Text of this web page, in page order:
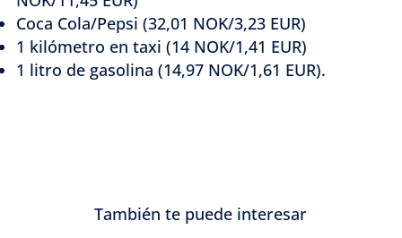
Coca Cola/Pepsi (32,01 NOK/3,23 EUR)
1 kilómetro en taxi (14 NOK/1,41 EUR)
1 litro de gasolina (14,97 NOK/1,61 EUR).
También te puede interesar